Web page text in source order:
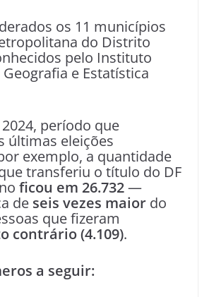
os 11 municípios
do Distrito
pelo Instituto
e Estatística
período que
últimas eleições
exemplo, a quantidade
transferiu o título do DF
ficou em 26.732—
de seis vezes maior do
que fizeram
contrário (4.109).
a seguir: